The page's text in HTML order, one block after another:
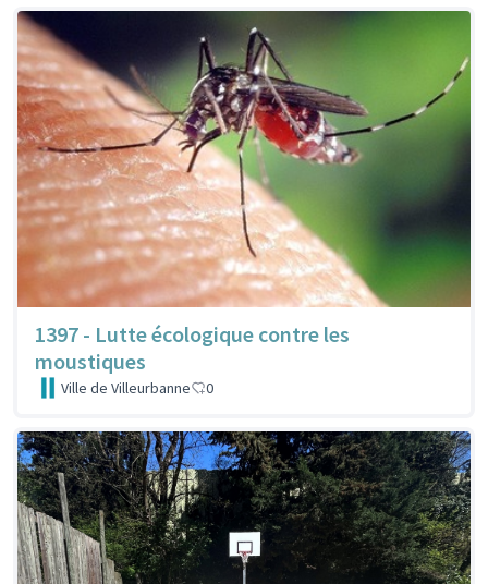
1397 - Lutte écologique contre les
moustiques
Ville de Villeurbanne 0